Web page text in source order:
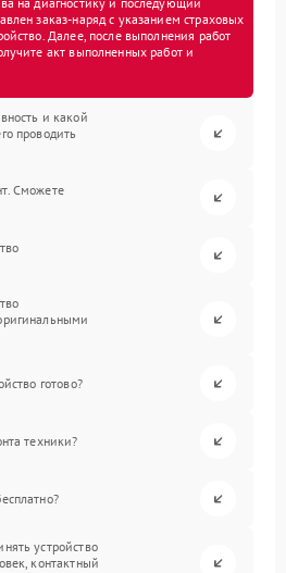
заказ-наряд с указанием страховых
Далее, после выполнения работ
акт выполненных работ и
и какой
проводить
Сможете
готово?
техники?
устройство
контактный